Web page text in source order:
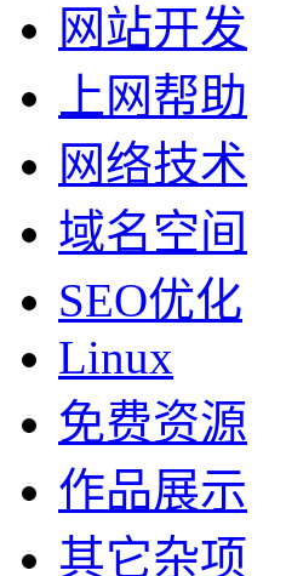
网站开发
上网帮助
网络技术
域名空间
SEO优化
Linux
免费资源
作品展示
其它杂项